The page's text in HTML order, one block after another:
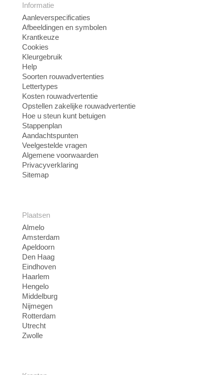
Informatie
Aanleverspecificaties
Afbeeldingen en symbolen
Krantkeuze
Cookies
Kleurgebruik
Help
Soorten rouwadvertenties
Lettertypes
Kosten rouwadvertentie
Opstellen zakelijke rouwadvertentie
Hoe u steun kunt betuigen
Stappenplan
Aandachtspunten
Veelgestelde vragen
Algemene voorwaarden
Privacyverklaring
Sitemap
Plaatsen
Almelo
Amsterdam
Apeldoorn
Den Haag
Eindhoven
Haarlem
Hengelo
Middelburg
Nijmegen
Rotterdam
Utrecht
Zwolle